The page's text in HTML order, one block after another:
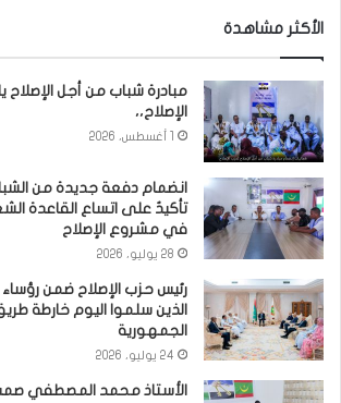
الأكثر مشاهدة
مبادرة شباب من أجل
الإصلاح،،
انضمام دفعة جديدة من
تأكيدٌ على اتساع القاعدة
في مشروع الإصلاح
28 يوليو، 2026
رئيس حزب الإصلاح ضمن رؤساء
الذين سلموا اليوم خارطة
الجمهورية
24 يوليو، 2026
الأستاذ محمد المصطفي